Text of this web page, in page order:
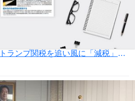
【幸福実現党NEWS】トランプ関税を追い風に「減税」と「規制緩和」を